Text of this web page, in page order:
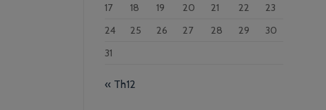
17
18 19 20 21 22
23
24
25 26 27 28 29
30
31
« Th12